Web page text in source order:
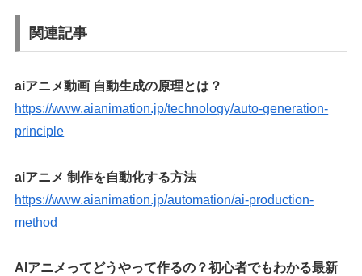
関連記事
aiアニメ動画 自動生成の原理とは？
https://www.aianimation.jp/technology/auto-generation-
principle
aiアニメ 制作を自動化する方法
https://www.aianimation.jp/automation/ai-production-
method
AIアニメってどうやって作るの？初心者でもわかる最新